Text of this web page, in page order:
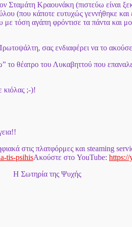
Κραουνάκη (πιστεύω είναι
(που κάποτε ευτυχώς γεννήθηκε
τόση αγάπη φρόντισε τα πάντα και
σας ενδιαφέρει να το
το θέατρο του Λυκαβηττού που
κιόλας ;-)!
στις πλατφόρμες και steaming
tis-psihisΑκούστε στο YouTube: https://
Η Σωτηρία της Ψυχής